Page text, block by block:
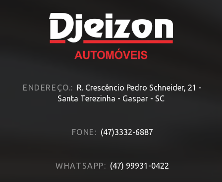
ENDEREÇO.: R. Crescêncio Pedro Schneider, 21 -
Santa Terezinha - Gaspar - SC
FONE: (47)3332-6887
WHATSAPP: (47) 99931-0422